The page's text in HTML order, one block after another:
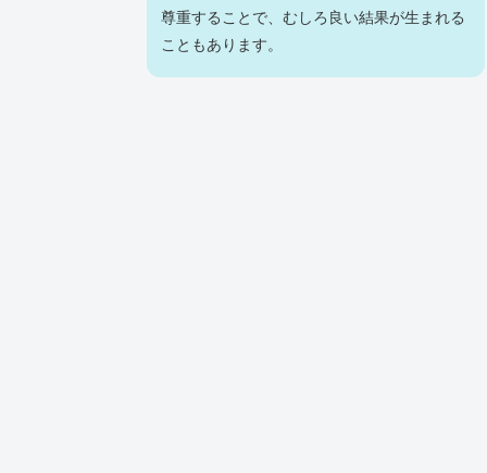
尊重することで、むしろ良い結果が生まれる
こともあります。